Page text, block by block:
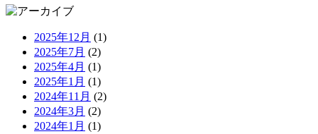
2025年12月 (1)
2025年7月 (2)
2025年4月 (1)
2025年1月 (1)
2024年11月 (2)
2024年3月 (2)
2024年1月 (1)